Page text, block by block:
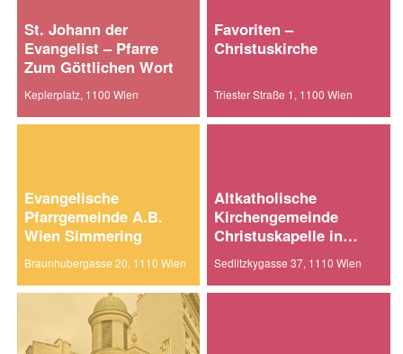
St. Johann der
Evangelist – Pfarre
Zum Göttlichen Wort
Keplerplatz, 1100 Wien
Favoriten –
Christuskirche
Triester Straße 1, 1100 Wien
Evangelische
Pfarrgemeinde A.B.
Wien Simmering
Braunhubergasse 20, 1110 Wien
Altkatholische
Kirchengemeinde
Christuskapelle in
Wien-Ost
Sedlitzkygasse 37, 1110 Wien